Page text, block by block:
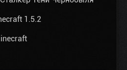
1.5.2